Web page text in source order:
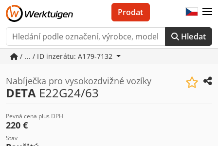
Hledat
Prodat
/ ... / ID inzerátu: A179-7132
Nabíječka pro vysokozdvižné vozíky
DETA E22G24/63
Pevná cena plus DPH
220 €
Stav